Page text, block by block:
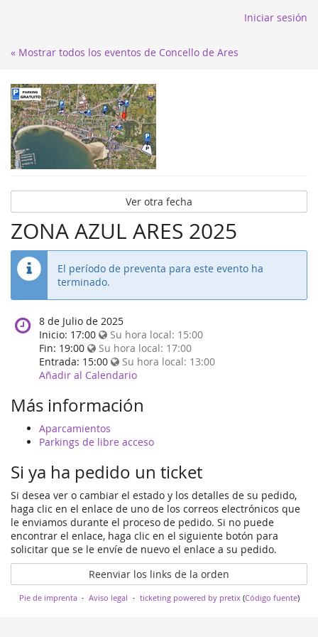
Iniciar sesión
« Mostrar todos los eventos de Concello de Ares
Ver otra fecha
ZONA AZUL ARES 2025
El período de preventa para este evento ha
terminado.
When
does
the
event
happen?
8 de Julio de 2025
Inicio: 17:00 Su hora local: 15:00
Fin: 19:00 Su hora local: 17:00
Entrada: 15:00 Su hora local: 13:00
Añadir al Calendario
Más información
Aparcamientos
Parkings de libre acceso
Si ya ha pedido un ticket
Si desea ver o cambiar el estado y los detalles de su pedido,
haga clic en el enlace de uno de los correos electrónicos que
le enviamos durante el proceso de pedido. Si no puede
encontrar el enlace, haga clic en el siguiente botón para
solicitar que se le envíe de nuevo el enlace a su pedido.
Reenviar los links de la orden
Pie de imprenta Aviso legal ticketing powered by pretix(Código fuente)